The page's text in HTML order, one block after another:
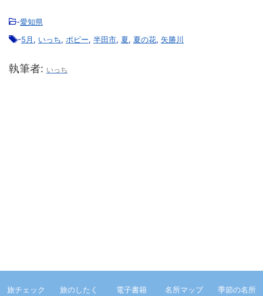
-愛知県
-5月, いっち, ポピー, 半田市, 夏, 夏の花, 矢勝川
執筆者: いっち
旅チェック 旅のしたく 電子書籍 名所マップ 季節の名所